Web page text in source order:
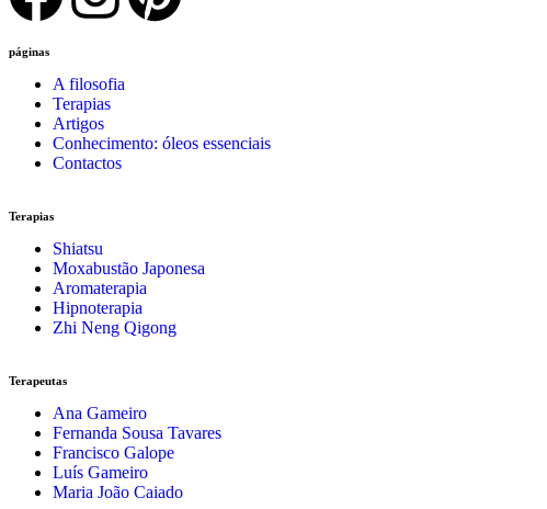
páginas
A filosofia
Terapias
Artigos
Conhecimento: óleos essenciais
Contactos
Terapias
Shiatsu
Moxabustão Japonesa
Aromaterapia
Hipnoterapia
Zhi Neng Qigong
Terapeutas
Ana Gameiro
Fernanda Sousa Tavares
Francisco Galope
Luís Gameiro
Maria João Caiado